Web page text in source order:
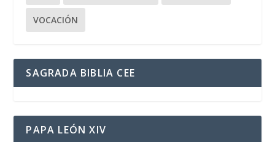
VOCACIÓN
SAGRADA BIBLIA CEE
PAPA LEÓN XIV